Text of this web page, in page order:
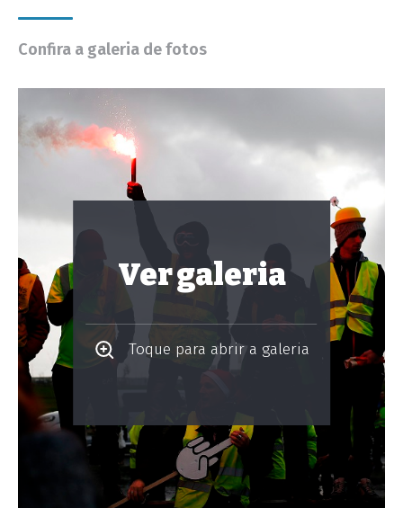
Confira a galeria de fotos
Ver galeria
Toque para abrir a galeria